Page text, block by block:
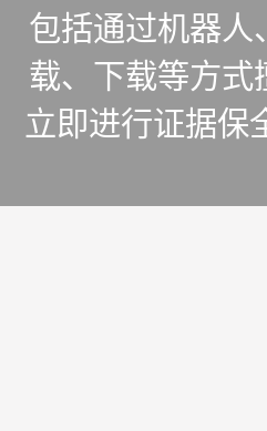
包括通过机器人
载、下载等方式
立即进行证据保